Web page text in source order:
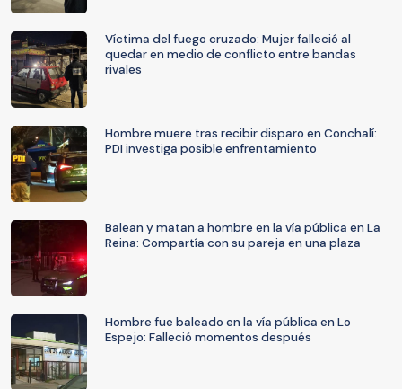
Víctima del fuego cruzado: Mujer falleció al
quedar en medio de conflicto entre bandas
rivales
Hombre muere tras recibir disparo en Conchalí:
PDI investiga posible enfrentamiento
Balean y matan a hombre en la vía pública en La
Reina: Compartía con su pareja en una plaza
Hombre fue baleado en la vía pública en Lo
Espejo: Falleció momentos después